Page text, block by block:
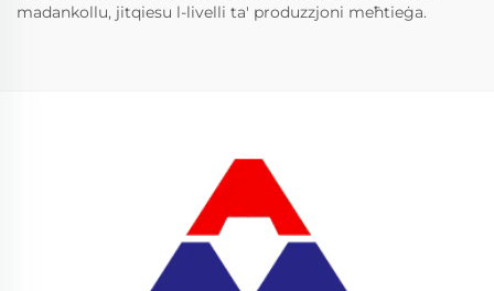
madankollu, jitqiesu l-livelli ta' produzzjoni meħtieġa.